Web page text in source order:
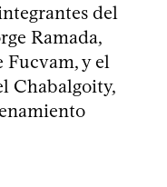
del
Ramada,
y el
Chabalgoity,